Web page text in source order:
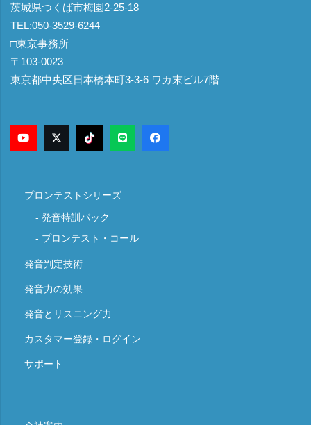
茨城県つくば市梅園2-25-18
TEL:050-3529-6244
□東京事務所
〒103-0023
東京都中央区日本橋本町3-3-6 ワカ末ビル7階
プロンテストシリーズ
発音特訓パック
プロンテスト・コール
発音判定技術
発音力の効果
発音とリスニング力
カスタマー登録・ログイン
サポート